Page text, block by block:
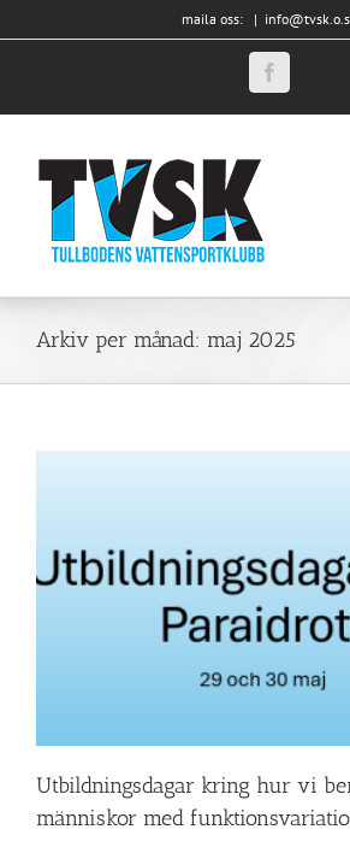
till
maila oss: |
Facebook
Arkiv per månad: maj 2025
Utbildningsdagar kring hur vi
människor med